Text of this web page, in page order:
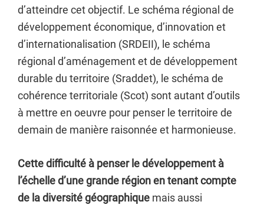
d’atteindre cet objectif. Le schéma régional de
développement économique, d’innovation et
d’internationalisation (SRDEII), le schéma
régional d’aménagement et de développement
durable du territoire (Sraddet), le schéma de
cohérence territoriale (Scot) sont autant d’outils
à mettre en oeuvre pour penser le territoire de
demain de manière raisonnée et harmonieuse.
Cette difficulté à penser le développement à
l’échelle d’une grande région en tenant compte
de la diversité géographique mais aussi